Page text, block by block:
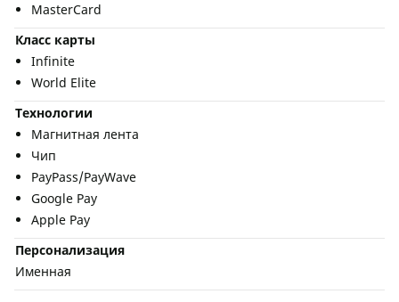
MasterCard
Класс карты
Infinite
World Elite
Технологии
Магнитная лента
Чип
PayPass/PayWave
Google Pay
Apple Pay
Персонализация
Именная